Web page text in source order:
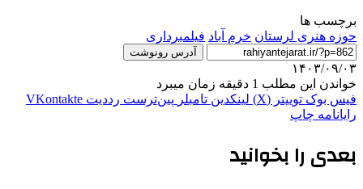
برچسب ها
حوزه هنری لرستان خرم آباد فیلمبرداری
آدرس رونوشت
۱۴۰۳/۰۹/۰۳
خواندن این مطلب 1 دقیقه زمان میبرد
فیس بوک توییتر (X) لینکدین ‫تامبلر ‫پین‌ترست ‫رددیت ‫VKontakte
رایانامه چاپ
بعدی را بخوانید